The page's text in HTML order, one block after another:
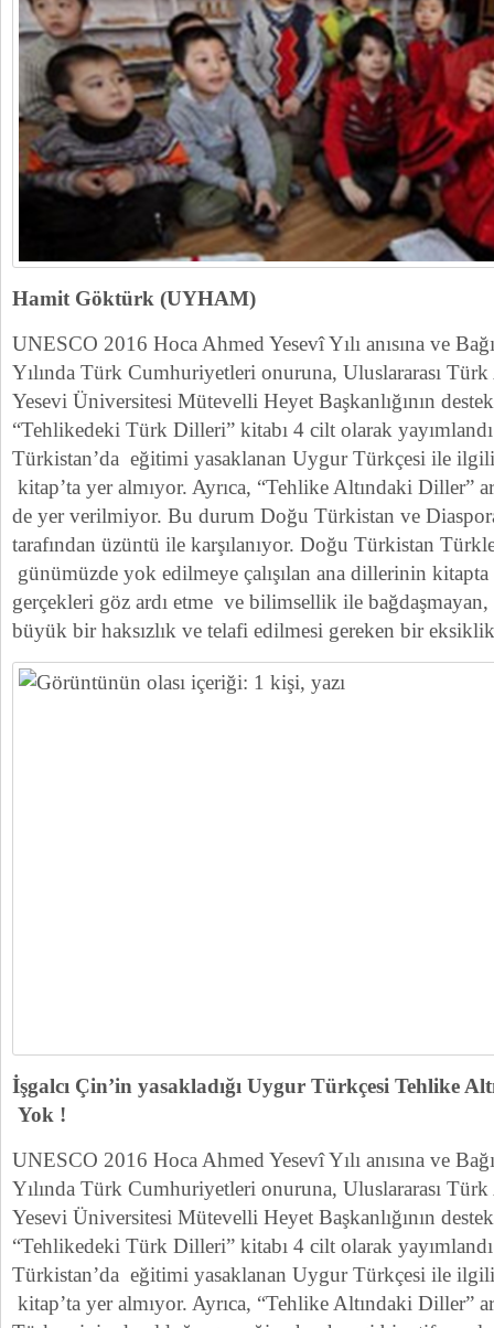
Hamit Göktürk (UYHAM)
UNESCO 2016 Hoca Ahmed Yesevî Yılı anısına ve
Yılında Türk Cumhuriyetleri onuruna, Uluslararası
Yesevi Üniversitesi Mütevelli Heyet Başkanlığının
“Tehlikedeki Türk Dilleri” kitabı 4 cilt olarak
Türkistan’da eğitimi yasaklanan Uygur Türkçesi ile
kitap’ta yer almıyor. Ayrıca, “Tehlike Altındaki Diller”
de yer verilmiyor. Bu durum Doğu Türkistan ve
tarafından üzüntü ile karşılanıyor. Doğu Türkistan
günümüzde yok edilmeye çalışılan ana dillerinin
gerçekleri göz ardı etme ve bilimsellik ile bağdaşmayan,
büyük bir haksızlık ve telafi edilmesi gereken bir
İşgalcı Çin’in yasakladığı Uygur Türkçesi Tehlike
Yok !
UNESCO 2016 Hoca Ahmed Yesevî Yılı anısına ve
Yılında Türk Cumhuriyetleri onuruna, Uluslararası
Yesevi Üniversitesi Mütevelli Heyet Başkanlığının
“Tehlikedeki Türk Dilleri” kitabı 4 cilt olarak
Türkistan’da eğitimi yasaklanan Uygur Türkçesi ile
kitap’ta yer almıyor. Ayrıca, “Tehlike Altındaki Diller”